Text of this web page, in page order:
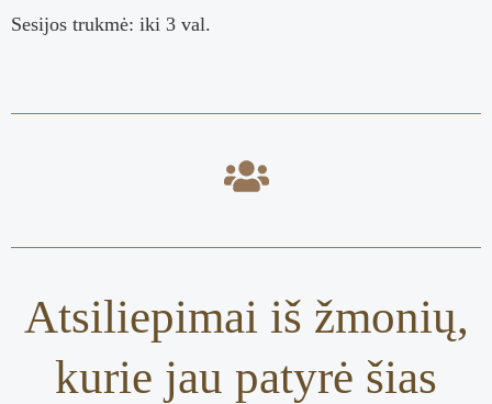
Sesijos trukmė: iki 3 val.
Atsiliepimai iš žmonių,
kurie jau patyrė šias